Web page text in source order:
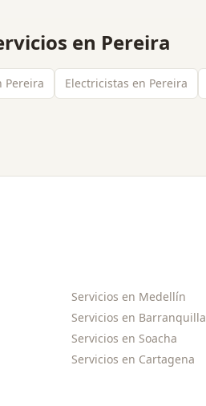
en Pereira
Pereira Electricistas en Pereira
Servicios en Medellín
Servicios en Barranquilla
Servicios en Soacha
Servicios en Cartagena